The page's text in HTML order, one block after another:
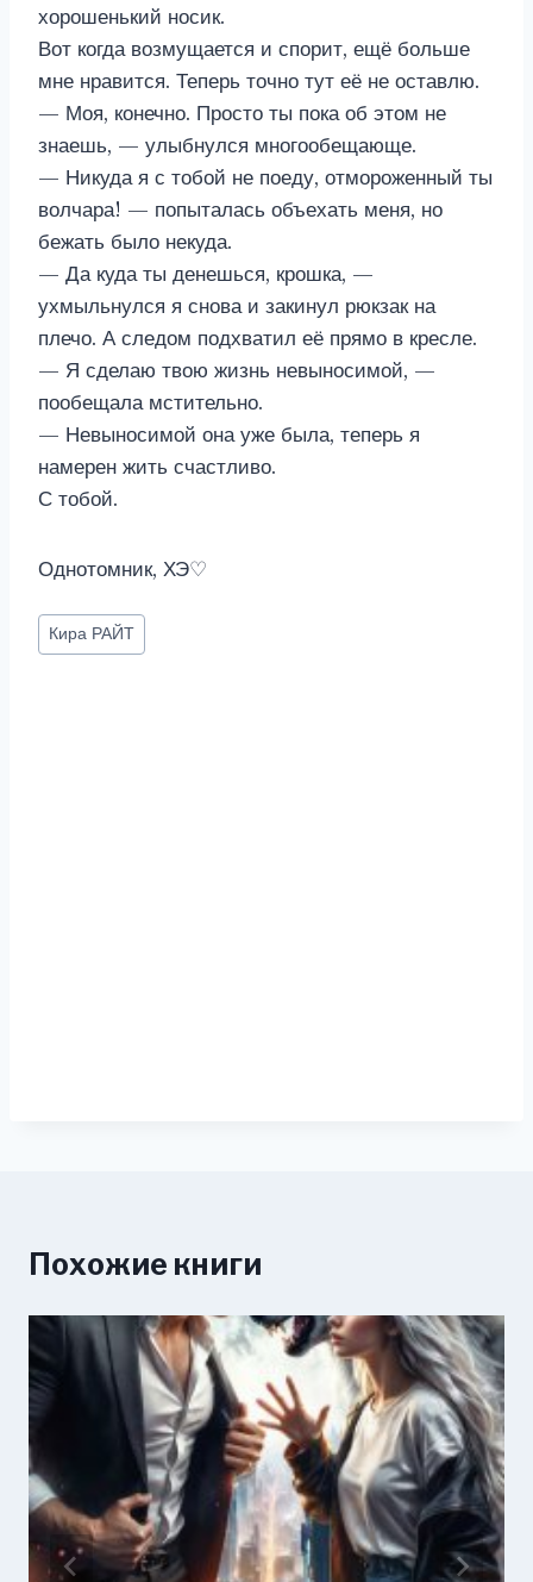
хорошенький носик.
Вот когда возмущается и спорит, ещё больше
мне нравится. Теперь точно тут её не оставлю.
— Моя, конечно. Просто ты пока об этом не
знаешь, — улыбнулся многообещающе.
— Никуда я с тобой не поеду, отмороженный ты
волчара! — попыталась объехать меня, но
бежать было некуда.
— Да куда ты денешься, крошка, —
ухмыльнулся я снова и закинул рюкзак на
плечо. А следом подхватил её прямо в кресле.
— Я сделаю твою жизнь невыносимой, —
пообещала мстительно.
— Невыносимой она уже была, теперь я
намерен жить счастливо.
С тобой.
Однотомник, ХЭ♡
Метки
записи:
Кира РАЙТ
Похожие книги